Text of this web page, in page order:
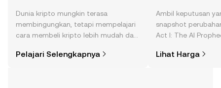
Dunia kripto mungkin terasa
membingungkan, tetapi mempelajari
cara membeli kripto lebih mudah dari
di aplikasi seluler OKX, atau di sini di
Pelajari Selengkapnya
Ambil keputusan
snapshot
Act I: The AI
Lihat Harga